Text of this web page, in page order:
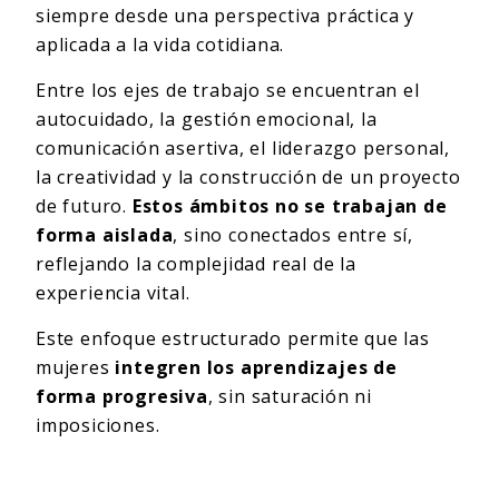
siempre desde una perspectiva práctica y
aplicada a la vida cotidiana.
Entre los ejes de trabajo se encuentran el
autocuidado, la gestión emocional, la
comunicación asertiva, el liderazgo personal,
la creatividad y la construcción de un proyecto
de futuro. Estos ámbitos no se trabajan de
forma aislada, sino conectados entre sí,
reflejando la complejidad real de la
experiencia vital.
Este enfoque estructurado permite que las
mujeres integren los aprendizajes de
forma progresiva, sin saturación ni
imposiciones.